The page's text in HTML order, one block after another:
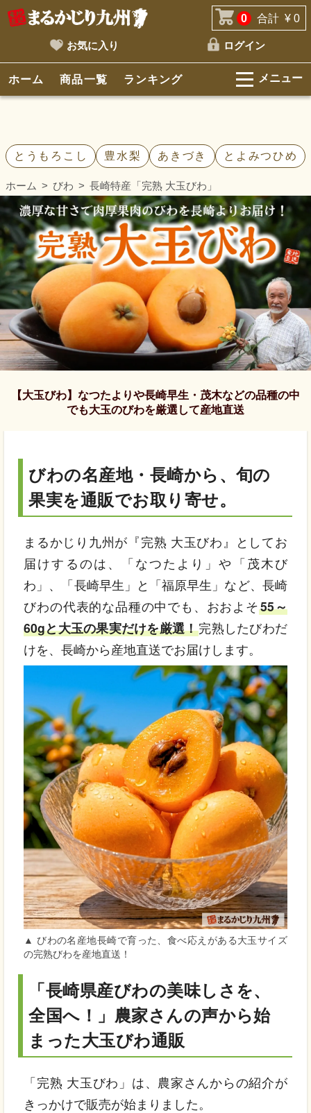
お気に入り ログイン
0 合計 ¥ 0
ホーム 商品一覧 ランキング メニュー
とうもろこし 豊水梨 あきづき とよみつひめ
ホーム びわ 長崎特産「完熟 大玉びわ」
【大玉びわ】なつたよりや長崎早生・茂木などの品種の中
でも大玉のびわを厳選して産地直送
びわの名産地・長崎から、旬の
果実を通販でお取り寄せ。
まるかじり九州が『完熟 大玉びわ』としてお
届けするのは、「なつたより」や「茂木び
わ」、「長崎早生」と「福原早生」など、長崎
びわの代表的な品種の中でも、おおよそ55～
60gと大玉の果実だけを厳選！完熟したびわだ
けを、長崎から産地直送でお届けします。
▲ びわの名産地長崎で育った、食べ応えがある大玉サイズ
の完熟びわを産地直送！
「長崎県産びわの美味しさを、
全国へ！」農家さんの声から始
まった大玉びわ通販
「完熟 大玉びわ」は、農家さんからの紹介が
きっかけで販売が始まりました。